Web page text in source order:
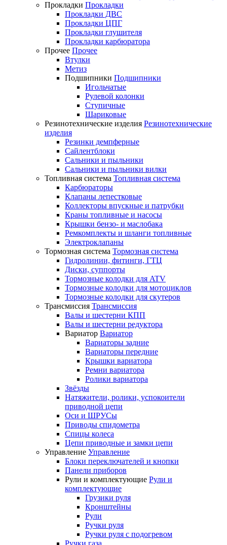
Прокладки Прокладки
Прокладки ДВС
Прокладки ЦПГ
Прокладки глушителя
Прокладки карбюратора
Прочее Прочее
Втулки
Метиз
Подшипники Подшипники
Игольчатые
Рулевой колонки
Ступичные
Шариковые
Резинотехнические изделия Резинотехнические
изделия
Резинки демпферные
Сайлентблоки
Сальники и пыльники
Сальники и пыльники вилки
Топливная система Топливная система
Карбюраторы
Клапаны лепестковые
Коллекторы впускные и патрубки
Краны топливные и насосы
Крышки бензо- и маслобака
Ремкомплекты и шланги топливные
Электроклапаны
Тормозная система Тормозная система
Гидролинии, фитинги, ГТЦ
Диски, суппорты
Тормозные колодки для ATV
Тормозные колодки для мотоциклов
Тормозные колодки для скутеров
Трансмиссия Трансмиссия
Валы и шестерни КПП
Валы и шестерни редуктора
Вариатор Вариатор
Вариаторы задние
Вариаторы передние
Крышки вариатора
Ремни вариатора
Ролики вариатора
Звёзды
Натяжители, ролики, успокоители
приводной цепи
Оси и ШРУСы
Приводы спидометра
Спицы колеса
Цепи приводные и замки цепи
Управление Управление
Блоки переключателей и кнопки
Панели приборов
Рули и комплектующие Рули и
комплектующие
Грузики руля
Кронштейны
Рули
Ручки руля
Ручки руля с подогревом
Ручки газа